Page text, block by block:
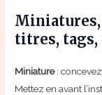
Miniatures,
titres,
Miniature:
Mettez en avant